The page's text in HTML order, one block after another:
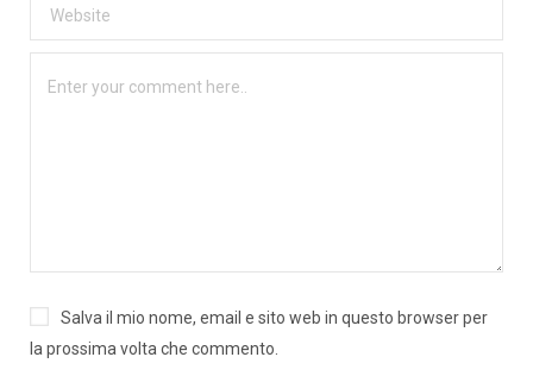
Salva il mio nome, email e sito web in questo browser per
la prossima volta che commento.